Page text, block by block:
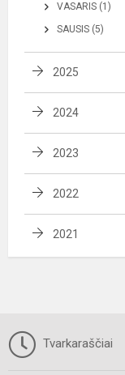
VASARIS (1)
SAUSIS (5)
2025
2024
2023
2022
2021
Tvarkaraščiai